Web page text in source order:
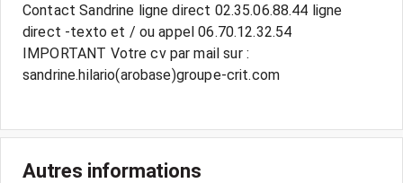
Contact Sandrine ligne direct 02.35.06.88.44 ligne
direct -texto et / ou appel 06.70.12.32.54
IMPORTANT Votre cv par mail sur :
sandrine.hilario(arobase)groupe-crit.com
Autres informations